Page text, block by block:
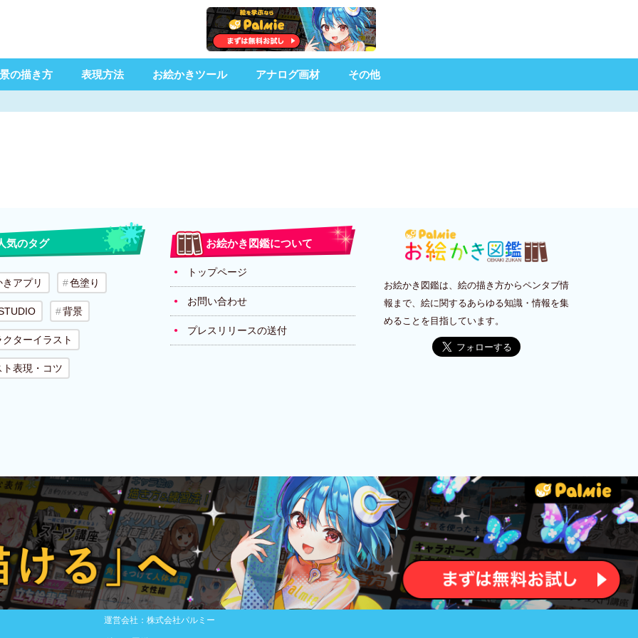
の描き方 表現方法 お絵かきツール アナログ画材 その他
気のタグ
アプリ 色塗り
背景
ターイラスト
ト表現・コツ
お絵かき図鑑について
トップページ
お問い合わせ
プレスリリースの送付
お絵かき図鑑は、絵の描き方からペンタブ情
報まで、絵に関するあらゆる知識・情報を集
めることを目指しています。
運営会社：株式会社パルミー